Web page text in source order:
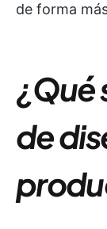
de forma
¿Qué
de